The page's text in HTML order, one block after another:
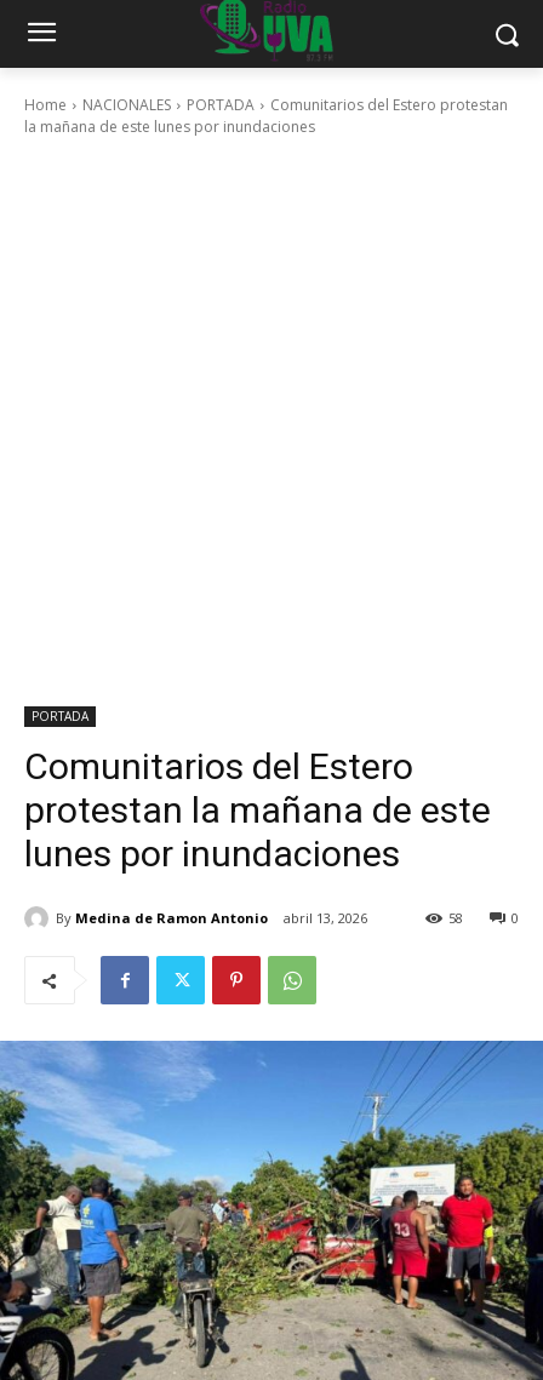
Home NACIONALES PORTADA
Comunitarios del Estero protestan
la mañana de este lunes por inundaciones
PORTADA
Comunitarios del Estero
protestan la mañana de este
lunes por inundaciones
By Medina de Ramon Antonio abril 13, 2026 0
58